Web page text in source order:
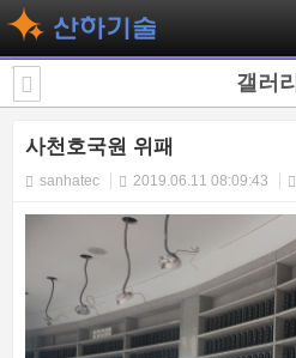
갤러리
사천호국원 위패
sanhatec 2019.06.11 08:09:43